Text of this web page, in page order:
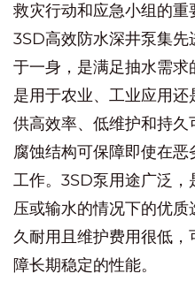
救灾行动和应急小组的重
3SD高效防水深井泵集
于一身，是满足抽水需
是用于农业、工业应用
供高效率、低维护和持
腐蚀结构可保障即使在
工作。3SD泵用途广泛
压或输水的情况下的优
久耐用且维护费用很低
障长期稳定的性能。